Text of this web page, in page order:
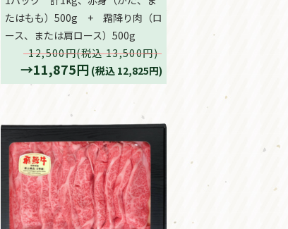
たはもも）500g + 霜降り肉（ロ
ース、または肩ロース）500g
12,500円(税込 13,500円)
→11,875円 (税込 12,825円)